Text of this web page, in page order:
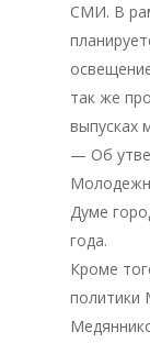
СМИ. В
так же
выпусках
— Об
Думе
года.
Кроме
политики